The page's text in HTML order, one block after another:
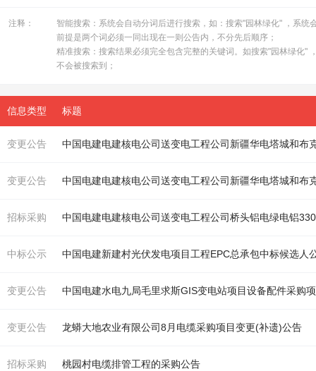
注释：
智能搜索：系统会自动分词后进行搜索，如：搜索"园林绿化" ，系统
前提是两个词必须一同出现在一则公告内，不分先后顺序；
精准搜索：搜索结果必须完全包含完整的关键词。如搜索"园林绿化"
不会被搜索到；
信息类型 标题
变更公告 中国电建电建核电公司送变电工程公司新疆华电塔城和布
变更公告 中国电建电建核电公司送变电工程公司新疆华电塔城和布
招标采购 中国电建电建核电公司送变电工程公司桥头铝电绿电铝
中标公示 中国电建新建村光伏发电项目工程EPC总承包中标候选人
变更公告 中国电建水电九局毛里求斯GIS变电站项目设备配件采购
变更公告 龙蟒大地农业有限公司8月 电缆采购项目变更(补遗)公告
招标采购 桃园村电缆排管工程的采购公告